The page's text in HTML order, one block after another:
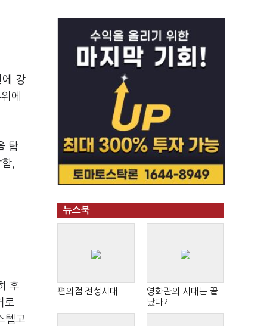
에 강
에
탑
,
후
로
텝고
뉴스북
편의점 전성시대
영화관의 시대는 끝
났다?